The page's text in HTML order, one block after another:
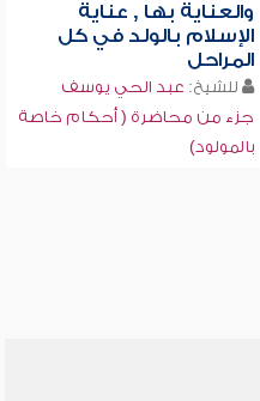
والعناية بها , عناية
الإسلام بالولد في كل
المراحل
للشيخ: عبد الحي يوسف
جزء من محاضرة ( أحكام خاصة
بالمولود)